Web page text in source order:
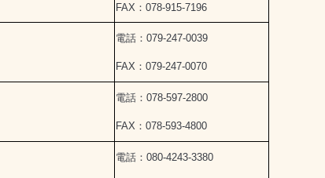
FAX：078-915-7196
電話：079-247-0039
FAX：079-247-0070
電話：078-597-2800
FAX：078-593-4800
電話：080-4243-3380